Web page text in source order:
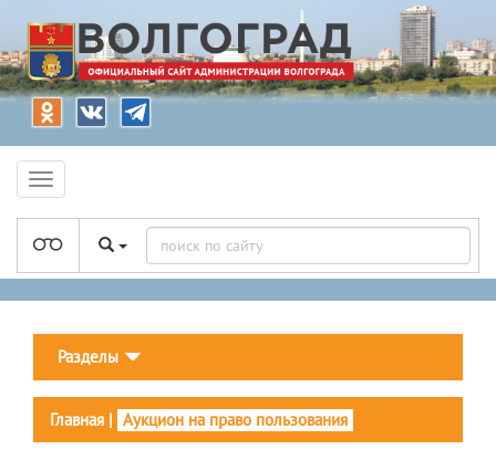
Разделы
Главная | Аукцион на право пользования